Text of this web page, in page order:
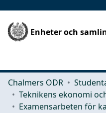
Enheter och
Chalmers ODR